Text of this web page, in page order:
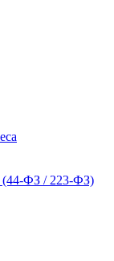
(44-ФЗ / 223-ФЗ)